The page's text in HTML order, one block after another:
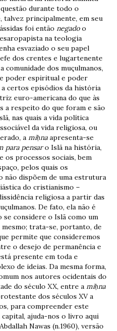
durante todo o
talvez principalmente, em seu
foi então negadoo
na teologia
esvaziado o seu papel
dos crentes e lugartenente
comunidade dos muçulmanos,
poder espiritual e poder
certos episódios da história
euro-americana do que às
a respeito do que foram e são
nas quais a vida política
da vida religiosa, ou
a miḥnaapresenta-se
para pensaro Islã na história,
os processos sociais, bem
pelos quais os
não dispõem de uma estrutura
do cristianismo –
religiosa a partir das
De fato, ela não é
considere o Islã como um
trata-se, portanto, de
permite que consideremos
o desejo de permanência e
presente em toda e
de ideias. Da mesma forma,
nos autores ocidentais do
do século XX, entre a miḥna
dos séculos XV a
para compreender este
ajuda-nos o livro aqui
Nawas (n.1960), versão